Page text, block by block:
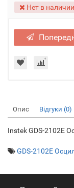
Нет в наличии
Опис Відгуки (0)
Instek GDS-2102E
GDS-2102E